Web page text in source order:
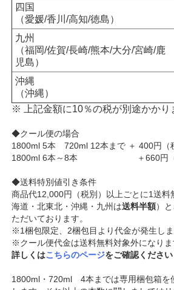
四国
（愛媛/香川/高知/徳島）
九州
（福岡/佐賀/長崎/熊本/大分/宮崎/鹿
児島）
沖縄
（沖縄）
※ 上記金額に10％の税が別途かかり
◆クール便の場合
1800ml 5本 720ml 12本まで ＋ 400円（
1800ml 6本～8本 ＋660円（
◆送料特別値引き条件
商品代12,000円（税別）以上ごとに1送料
海道・北東北・沖縄・九州は送料半額）
ただいております。
※1梱包限定、2梱包目より代金が発生しま
※クール便代金は送料無料対象外になりま
詳しくはこちらのページをご確認ください
1800ml・720ml 4本までは専用梱包箱を